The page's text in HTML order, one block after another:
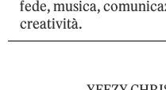
fede, musica,
creatività.